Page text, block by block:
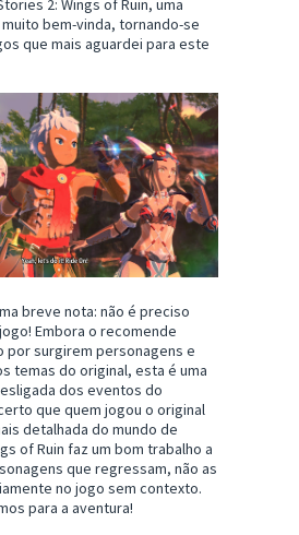
2: Wings of Ruin, uma
bem-vinda, tornando-se
que mais aguardei para este
breve nota: não é preciso
Embora o recomende
por surgirem personagens e
temas do original, esta é uma
dos eventos do
que quem jogou o original
detalhada do mundo de
of Ruin faz um bom trabalho a
que regressam, não as
no jogo sem contexto.
para a aventura!